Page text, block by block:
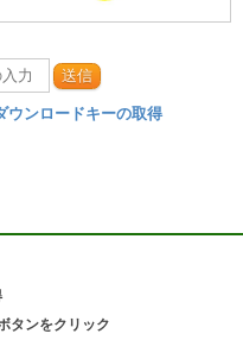
送信
ウンロードキーの取得
タンをクリック